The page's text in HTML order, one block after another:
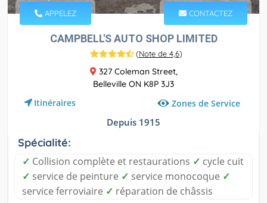
APPELEZ CONTACTEZ
CAMPBELL'S AUTO SHOP LIMITED
(Note de 4,6)
327 Coleman Street,
Belleville ON K8P 3J3
Itinéraires Zones de Service
Depuis 1915
Spécialité:
✓ Collision complète et restaurations ✓ cycle cuit
✓ service de peinture ✓ service monocoque ✓
service ferroviaire ✓ réparation de châssis